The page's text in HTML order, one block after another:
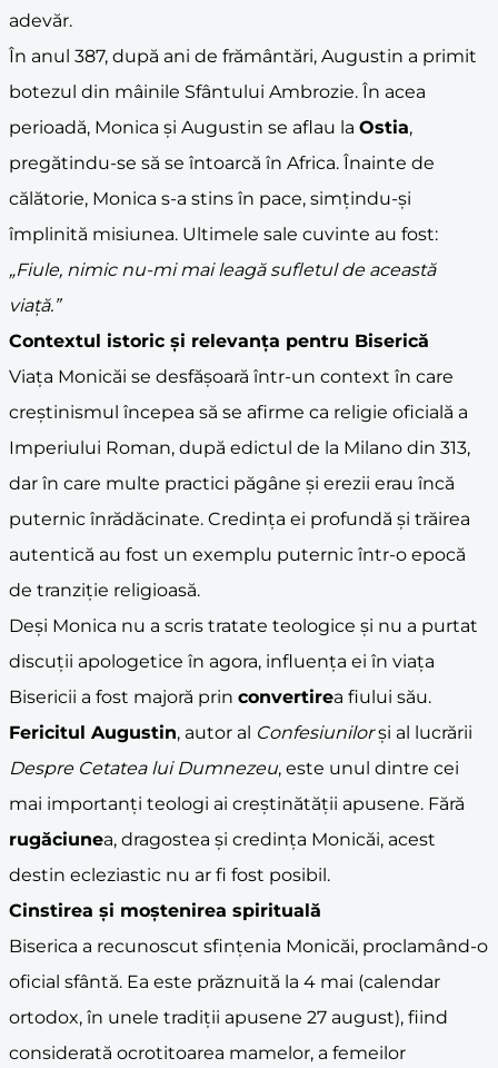
adevăr.
În anul 387, după ani de frământări, Augustin a primit
botezul din mâinile Sfântului Ambrozie. În acea
perioadă, Monica și Augustin se aflau la Ostia,
pregătindu-se să se întoarcă în Africa. Înainte de
călătorie, Monica s-a stins în pace, simțindu-și
împlinită misiunea. Ultimele sale cuvinte au fost:
„Fiule, nimic nu-mi mai leagă sufletul de această
viață.”
Contextul istoric și relevanța pentru Biserică
Viața Monicăi se desfășoară într-un context în care
creștinismul începea să se afirme ca religie oficială a
Imperiului Roman, după edictul de la Milano din 313,
dar în care multe practici păgâne și erezii erau încă
puternic înrădăcinate. Credința ei profundă și trăirea
autentică au fost un exemplu puternic într-o epocă
de tranziție religioasă.
Deși Monica nu a scris tratate teologice și nu a purtat
discuții apologetice în agora, influența ei în viața
Bisericii a fost majoră prin convertirea fiului său.
Fericitul Augustin, autor al Confesiunilorși al lucrării
Despre Cetatea lui Dumnezeu, este unul dintre cei
mai importanți teologi ai creștinătății apusene. Fără
rugăciunea, dragostea și credința Monicăi, acest
destin ecleziastic nu ar fi fost posibil.
Cinstirea și moștenirea spirituală
Biserica a recunoscut sfințenia Monicăi, proclamând-o
oficial sfântă. Ea este prăznuită la 4 mai (calendar
ortodox, în unele tradiții apusene 27 august), fiind
considerată ocrotitoarea mamelor, a femeilor